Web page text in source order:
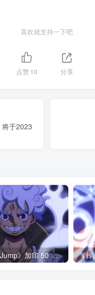
喜欢就支持一下吧
点赞10 分享
于2023
《周刊少年 Jump》加印 50 万册还是没了：海贼王卡牌抢走青春之箱最后一页！